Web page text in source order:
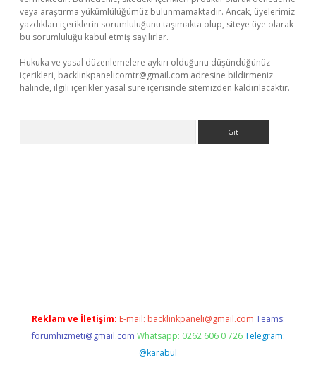
veya araştırma yükümlülüğümüz bulunmamaktadır. Ancak, üyelerimiz
yazdıkları içeriklerin sorumluluğunu taşımakta olup, siteye üye olarak
bu sorumluluğu kabul etmiş sayılırlar.
Hukuka ve yasal düzenlemelere aykırı olduğunu düşündüğünüz
içerikleri, backlinkpanelicomtr@gmail.com adresine bildirmeniz
halinde, ilgili içerikler yasal süre içerisinde sitemizden kaldırılacaktır.
Reklam ve İletişim: E-mail: backlinkpaneli@gmail.com Teams:
forumhizmeti@gmail.com Whatsapp: 0262 606 0 726 Telegram:
@karabul